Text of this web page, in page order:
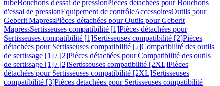
tubeBouchons d'essai de pressionPièces détachées pour Bouchons
d'essai de pressionEquipement de contrôleAccessoiresOutils pour
Geberit MapressPièces détachées pour Outils pour Geberit
MapressSertisseuses compatibilité [1]Pièces détachées pour
Sertisseuses compatibilité [1]Sertisseuses compatibilité [2]Pièces
détachées pour Sertisseuses compatibilité [2]Compatibilité des outils
de sertissage [1] / [2]Pièces détachées pour Compatibilité des outils
de sertissage [1] / [2]Sertisseuses compatibilité [2XL]Pièces
détachées pour Sertisseuses compatibilité [2XL]Sertisseuses
compatibilité [3]Pièces détachées pour Sertisseuses compatibilité